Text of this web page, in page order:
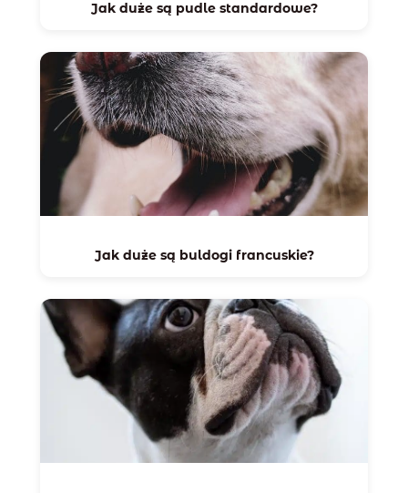
Jak duże są pudle standardowe?
Jak duże są buldogi francuskie?